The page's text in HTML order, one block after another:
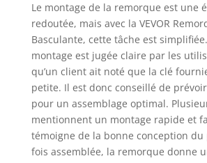
sécurisé.
améliore
de charge
en
Remorque
Capacité :
remorque
basculante
Le montage de la remorque est une
redoutée, mais avec la VEVOR
Basculante, cette tâche est
montage est jugée claire par les
qu’un client ait noté que la clé
petite. Il est donc conseillé de
pour un assemblage optimal.
mentionnent un montage rapide et
témoigne de la bonne conception
fois assemblée, la remorque donne